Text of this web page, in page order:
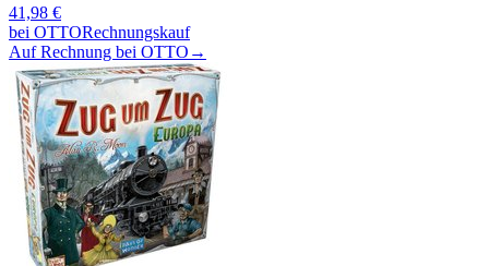
41,98 €
bei OTTORechnungskauf
Auf Rechnung bei OTTO →